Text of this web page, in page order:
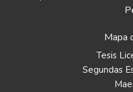
Mapa
Tesis
Segundas